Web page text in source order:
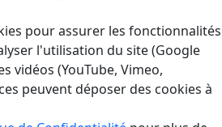
pour assurer les fonctionnalités
l'utilisation du site (Google
vidéos (YouTube, Vimeo,
peuvent déposer des cookies à